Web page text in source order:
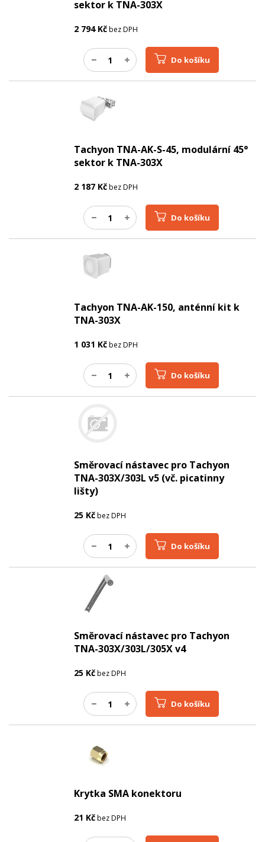
sektor k TNA-303X
2 794Kčbez DPH
Do košíku
Tachyon TNA-AK-S-45, modulární 45°
sektor k TNA-303X
2 187 Kčbez DPH
Do košíku
Tachyon TNA-AK-150, anténní kit k
TNA-303X
1 031 Kčbez DPH
Do košíku
Směrovací nástavec pro Tachyon
TNA-303X/303L v5 (vč. picatinny
lišty)
25 Kčbez DPH
Do košíku
Směrovací nástavec pro Tachyon
TNA-303X/303L/305X v4
25 Kčbez DPH
Do košíku
Krytka SMA konektoru
21 Kčbez DPH